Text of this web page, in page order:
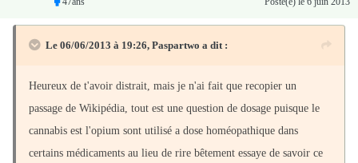
Le 06/06/2013 à 19:26, Paspartwo a dit :
Heureux de t'avoir distrait, mais je n'ai fait que recopier un
passage de Wikipédia, tout est une question de dosage puisque le
cannabis est l'opium sont utilisé a dose homéopathique dans
certains médicaments au lieu de rire bêtement essaye de savoir ce